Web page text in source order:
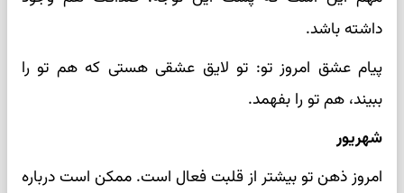
داشته باشد.
پیام عشق امروز تو: تو لایق عشقی هستی که هم تو را
ببیند، هم تو را بفهمد.
شهریور
امروز ذهن تو بیشتر از قلبت فعال است. ممکن است درباره